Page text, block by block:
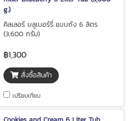
g.)
คิลเลอร์ บลูเบอร์รี่ แบบถัง 6 ลิตร
(3,600 กรัม)
฿1,300
สั่งซื้อสินค้า
เปรียบเทียบ